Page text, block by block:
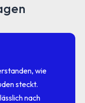
wie
steckt.
nach